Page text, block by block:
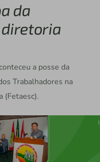
da
diretoria
a posse da
Trabalhadores na
(Fetaesc).